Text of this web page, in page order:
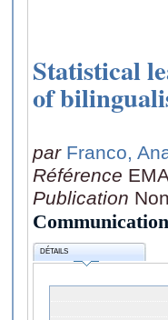
Statistical
of
par Franco,
Référence
Publication
DÉTAILS